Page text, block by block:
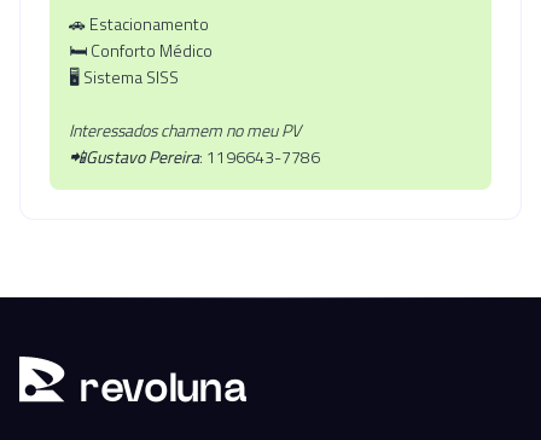
🚗 Estacionamento
🛏️ Conforto Médico
🖥️ Sistema SISS
Interessados chamem no meu PV
📲Gustavo Pereira: 1196643-7786
revoluna